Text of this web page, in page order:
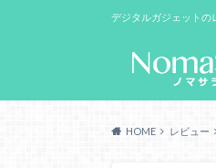
デジタルガジェットの
HOME レビュー